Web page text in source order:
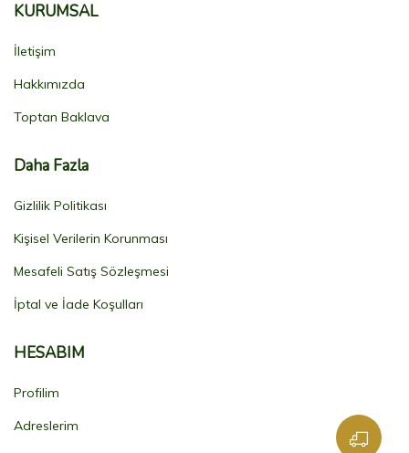
KURUMSAL
İletişim
Hakkımızda
Toptan Baklava
Daha Fazla
Gizlilik Politikası
Kişisel Verilerin Korunması
Mesafeli Satış Sözleşmesi
İptal ve İade Koşulları
HESABIM
Profilim
Adreslerim